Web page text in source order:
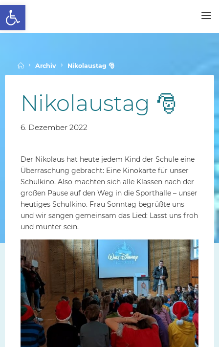
Werkzeugleiste öffnen
Skip
to
content
SCHALLENBERGSCHULE
Home
Archiv Nikolaustag 🎅
Nikolaustag 🎅
6. Dezember 2022
Der Nikolaus hat heute jedem Kind der Schule eine
Überraschung gebracht: Eine Kinokarte für unser
Schulkino. Also machten sich alle Klassen nach der
großen Pause auf den Weg in die Sporthalle – unser
heutiges Schulkino. Frau Sonntag begrüßte uns
und wir sangen gemeinsam das Lied: Lasst uns froh
und munter sein.